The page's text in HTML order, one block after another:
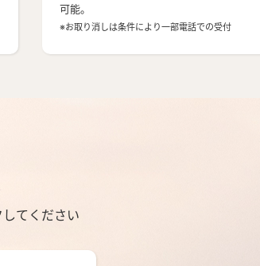
可能。
※お取り消しは条件により一部電話での受付
てください